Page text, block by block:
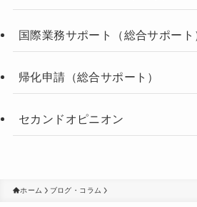
国際業務サポート（総合サポート
帰化申請（総合サポート）
セカンドオピニオン
ホーム ブログ・コラム